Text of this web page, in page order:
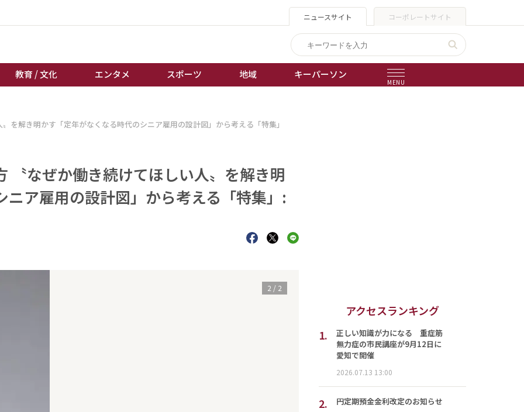
ニュースサイト コーポレートサイト
教育 / 文化 エンタメ スポーツ 地域 キーパーソン
MENU
エンタメ
スポーツ
競輪
ボートレース
棋王戦
を解き明かす「定年がなくなる時代のシニア雇用の設計図」から考える「特集」
〝なぜか働き続けてほしい人〟を解き明
ア雇用の設計図」から考える「特集」:
1 / 2
アクセスランキング
1.
正しい知識が力になる 重症筋
無力症の市民講座が9月12日に
愛知で開催
2026.07.13 13:00
2. 円定期預金金利改定のお知らせ